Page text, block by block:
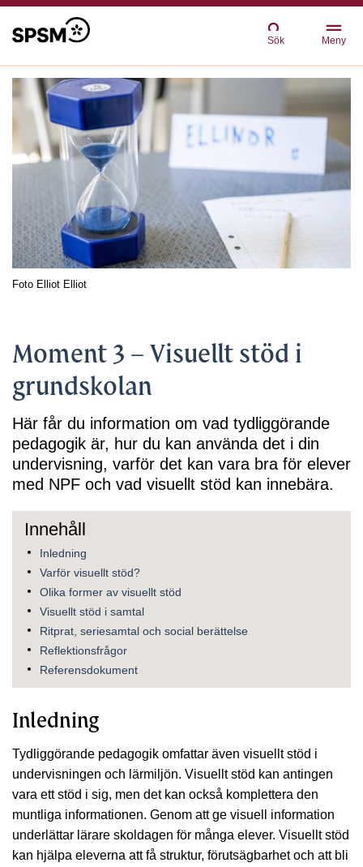
Sök Meny
Foto Elliot Elliot
Moment 3 – Visuellt stöd i
grundskolan
Här får du information om vad tydliggörande
pedagogik är, hur du kan använda det i din
undervisning, varför det kan vara bra för elever
med NPF och vad visuellt stöd kan innebära.
Inledning
Varför visuellt stöd?
Olika former av visuellt stöd
Visuellt stöd i samtal
Ritprat, seriesamtal och social berättelse
Reflektionsfrågor
Referensdokument
Inledning
Tydliggörande pedagogik omfattar även visuellt stöd i
undervisningen och lärmiljön. Visuellt stöd kan antingen
vara ett stöd i sig, men det kan också komplettera den
muntliga informationen. Genom att ge visuell information
underlättar lärare skoldagen för många elever. Visuellt stöd
kan hjälpa eleverna att få struktur, förutsägbarhet och att bli